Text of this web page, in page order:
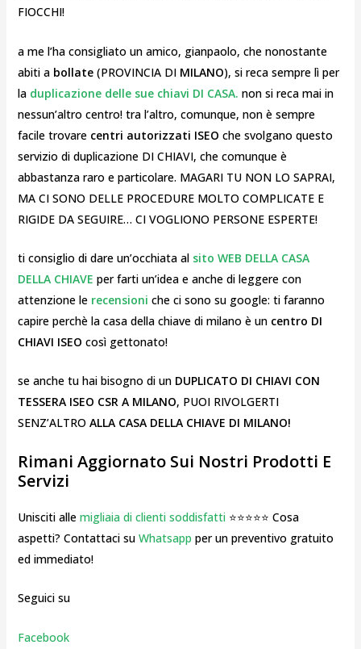
FIOCCHI!
a me l’ha consigliato un amico, gianpaolo, che nonostante
abiti a bollate(PROVINCIA DI MILANO), si reca sempre lì per
laduplicazione delle sue chiavi DI CASA. non si reca mai in
nessun’altro centro! tra l’altro, comunque, non è sempre
facile trovare centri autorizzati ISEO che svolgano questo
servizio di duplicazione DI CHIAVI, che comunque è
abbastanza raro e particolare. MAGARI TU NON LO SAPRAI,
MA CI SONO DELLE PROCEDURE MOLTO COMPLICATE E
RIGIDE DA SEGUIRE… CI VOGLIONO PERSONE ESPERTE!
ti consiglio di dare un’occhiata al sito WEB DELLA CASA
DELLA CHIAVE per farti un’idea e anche di leggere con
attenzione le recensioni che ci sono su google: ti faranno
capire perchè la casa della chiave di milano è un centro DI
CHIAVI ISEO così gettonato!
se anche tu hai bisogno di un DUPLICATO DI CHIAVI CON
TESSERA ISEO CSR A MILANO, PUOI RIVOLGERTI
SENZ’ALTRO ALLA CASA DELLA CHIAVE DI MILANO!
Rimani Aggiornato Sui Nostri Prodotti E
Servizi
Unisciti alle migliaia di clienti soddisfatti⭐⭐⭐⭐⭐ Cosa
aspetti? Contattaci su Whatsapp per un preventivo gratuito
ed immediato!
Seguici su
Facebook